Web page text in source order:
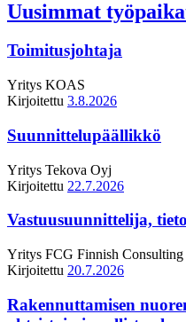
Uusimmat
Toimitusjohtaja
Yritys KOAS
Kirjoitettu 3.8.2026
Suunnittelupäällikkö
Yritys Tekova Oyj
Kirjoitettu 22.7.2026
Vastuusuunnittelija,
Yritys FCG Finnish
Kirjoitettu 20.7.2026
Rakennuttamisen